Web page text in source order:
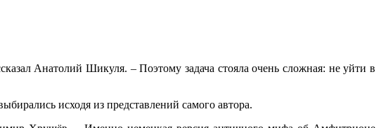
Анатолий Шикуля. – Поэтому задача стояла очень сложная: не уйти в
исходя из представлений самого автора.